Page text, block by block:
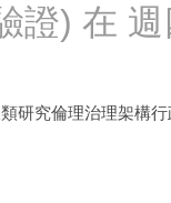
證) 在
研究倫理治理架構